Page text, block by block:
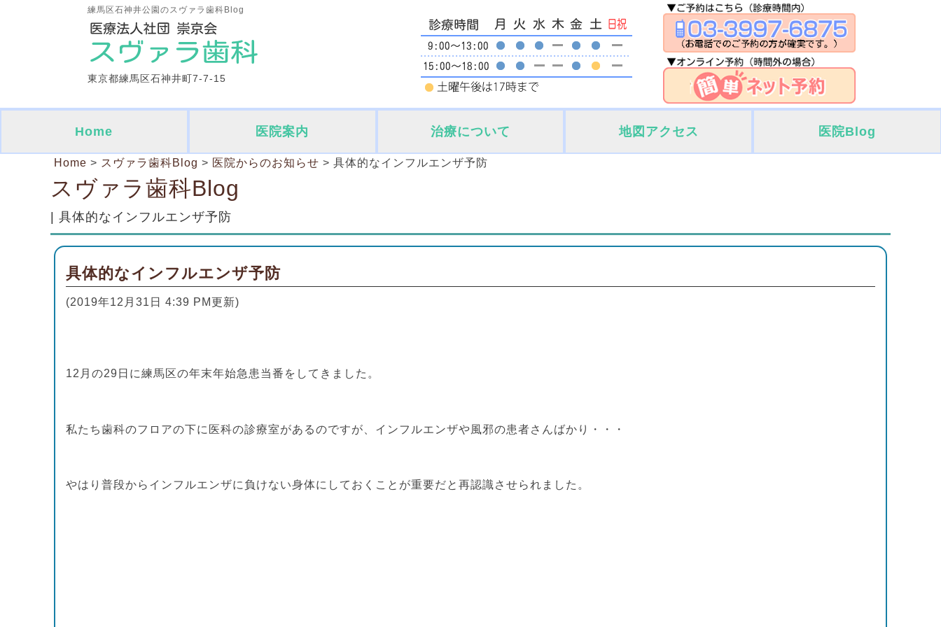
練馬区石神井公園のスヴァラ歯科Blog
東京都練馬区石神井町7-7-15
Home 医院案内 治療について 地図アクセス 医院Blog
Home > スヴァラ歯科Blog > 医院からのお知らせ > 具体的なインフルエンザ予防
スヴァラ歯科Blog
| 具体的なインフルエンザ予防
具体的なインフルエンザ予防
(2019年12月31日 4:39 PM更新)
12月の29日に練馬区の年末年始急患当番をしてきました。
私たち歯科のフロアの下に医科の診療室があるのですが、インフルエンザや風邪の患者さんばかり・・・
やはり普段からインフルエンザに負けない身体にしておくことが重要だと再認識させられました。